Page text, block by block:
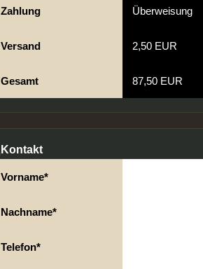
Zahlung
Versand
Gesamt
Kontakt
Vorname*
Nachname*
Telefon*